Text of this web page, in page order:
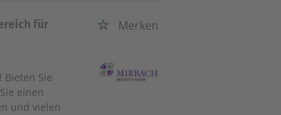
für
Merken
Sie
einen
und vielen